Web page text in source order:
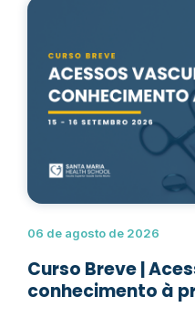
06 de agosto de 2026
Curso Breve |
conhecimento à